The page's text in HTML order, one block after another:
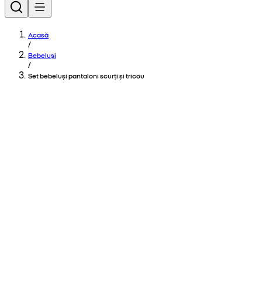
Acasă
/
Bebeluși
/
Set bebeluși pantaloni scurți și tricou